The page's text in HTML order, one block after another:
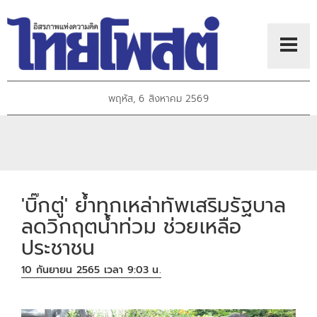
พฤหัส, 6 สิงหาคม 2569
'บิ๊กตู่' ย้ำทุกเหล่าทัพเสริมรัฐบาล
ลดวิกฤตน้ำท่วม ช่วยเหลือ
ประชาชน
10 กันยายน 2565 เวลา 9:03 น.